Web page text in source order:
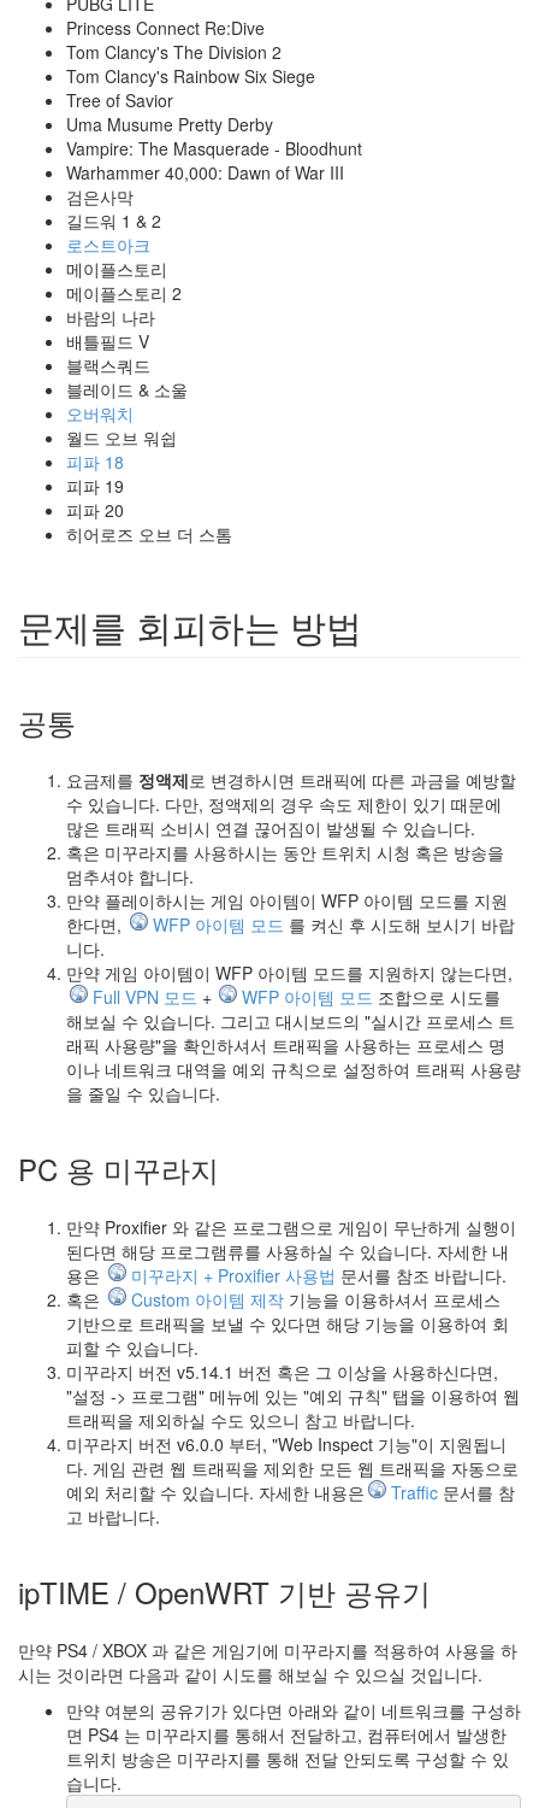
Princess Connect Re:Dive
Tom Clancy's The Division 2
Tom Clancy's Rainbow Six Siege
Tree of Savior
Uma Musume Pretty Derby
Vampire: The Masquerade - Bloodhunt
Warhammer 40,000: Dawn of War III
검은사막
길드워 1 & 2
로스트아크
메이플스토리
메이플스토리 2
바람의 나라
배틀필드 V
블랙스쿼드
블레이드 & 소울
오버워치
월드 오브 워쉽
피파 18
피파 19
피파 20
히어로즈 오브 더 스톰
문제를 회피하는 방법
공통
요금제를 정액제로 변경하시면 트래픽에 따른 과금을 예방할
수 있습니다. 다만, 정액제의 경우 속도 제한이 있기 때문에
많은 트래픽 소비시 연결 끊어짐이 발생될 수 있습니다.
혹은 미꾸라지를 사용하시는 동안 트위치 시청 혹은 방송을
멈추셔야 합니다.
만약 플레이하시는 게임 아이템이 WFP 아이템 모드를 지원
한다면,
WFP 아이템 모드 를 켜신 후 시도해 보시기 바랍
니다.
만약 게임 아이템이 WFP 아이템 모드를 지원하지 않는다면,
Full VPN 모드 + WFP 아이템 모드 조합으로 시도를
해보실 수 있습니다. 그리고 대시보드의 "실시간 프로세스 트
래픽 사용량"을 확인하셔서 트래픽을 사용하는 프로세스 명
이나 네트워크 대역을 예외 규칙으로 설정하여 트래픽 사용량
을 줄일 수 있습니다.
PC 용 미꾸라지
만약 Proxifier 와 같은 프로그램으로 게임이 무난하게 실행이
된다면 해당 프로그램류를 사용하실 수 있습니다. 자세한 내
용은
미꾸라지 + Proxifier 사용법 문서를 참조 바랍니다.
혹은
Custom 아이템 제작기능을 이용하셔서 프로세스
기반으로 트래픽을 보낼 수 있다면 해당 기능을 이용하여 회
피할 수 있습니다.
미꾸라지 버전 v5.14.1 버전 혹은 그 이상을 사용하신다면,
"설정 -> 프로그램" 메뉴에 있는 "예외 규칙" 탭을 이용하여 웹
트래픽을 제외하실 수도 있으니 참고 바랍니다.
미꾸라지 버전 v6.0.0 부터, "Web Inspect 기능"이 지원됩니
다. 게임 관련 웹 트래픽을 제외한 모든 웹 트래픽을 자동으로
예외 처리할 수 있습니다. 자세한 내용은
Traffic문서를 참
고 바랍니다.
ipTIME / OpenWRT 기반 공유기
만약 PS4 / XBOX 과 같은 게임기에 미꾸라지를 적용하여 사용을 하
시는 것이라면 다음과 같이 시도를 해보실 수 있으실 것입니다.
만약 여분의 공유기가 있다면 아래와 같이 네트워크를 구성하
면 PS4 는 미꾸라지를 통해서 전달하고, 컴퓨터에서 발생한
트위치 방송은 미꾸라지를 통해 전달 안되도록 구성할 수 있
습니다.